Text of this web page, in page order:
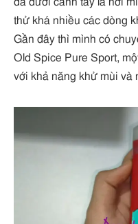
thử khá nhiều các dòng
Gần đây thì mình có
Old Spice Pure Sport,
với khả năng khử mùi và